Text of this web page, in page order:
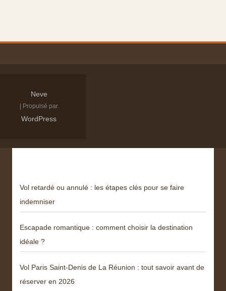
Neve
| Propulsé par
WordPress
Vol retardé ou annulé : les étapes clés pour se faire
indemniser
Escapade romantique : comment choisir la destination
idéale ?
Vol Paris Saint-Denis de La Réunion : tout savoir avant de
réserver en 2026